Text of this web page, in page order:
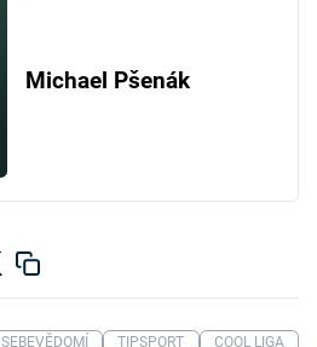
Michael Pšenák
SEBEVĚDOMÍ TIPSPORT COOL LIGA